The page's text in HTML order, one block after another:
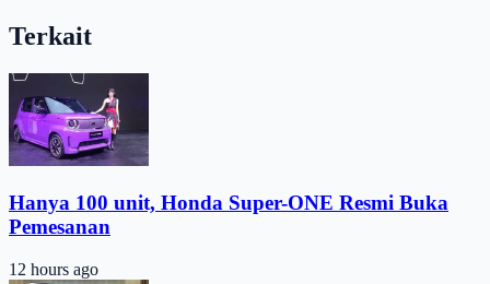
Terkait
Hanya 100 unit, Honda Super-ONE Resmi Buka
Pemesanan
12 hours ago